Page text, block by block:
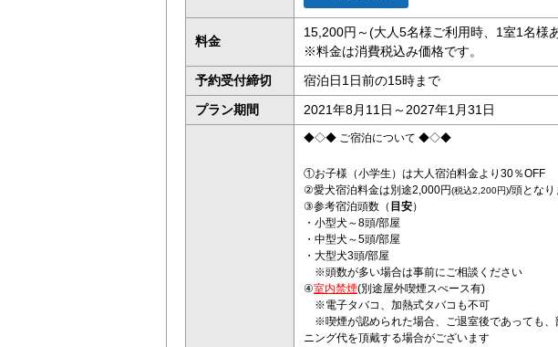
料金
15,200円～(大人5名様ご利用時、1室1名様
※料金は消費税込み価格です。
予約受付締切
宿泊日1日前の15時まで
プラン期間
2021年8月11日～2027年1月31日
◆◇◆ ご宿泊について ◆◇◆
①お子様（小学生）は大人宿泊料金より30％OFF
②愛犬宿泊料金は別途2,000円(税込2,200円)/頭となり
③参考宿泊頭数（ 目安）
・小型犬～8頭/部屋
・中型犬～5頭/部屋
・大型犬3頭/部屋
※頭数が多い場合は事前にご相談ください
④室内禁煙(別途屋外喫煙スぺース有)
※電子タバコ、加熱式タバコも不可
※喫煙が認められた場合、ご退室後であっても、
ニング代を頂戴する場合がございます